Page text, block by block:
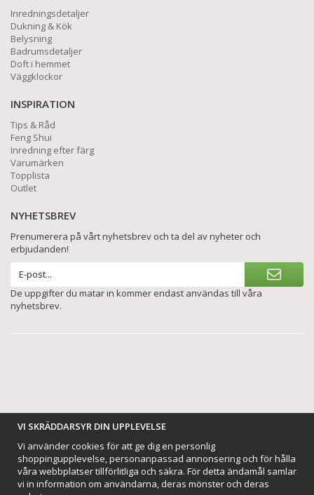
Inredningsdetaljer
Dukning & Kök
Belysning
Badrumsdetaljer
Doft i hemmet
Väggklockor
INSPIRATION
Tips & Råd
Feng Shui
Inredning efter färg
Varumärken
Topplista
Outlet
NYHETSBREV
Prenumerera på vårt nyhetsbrev och ta del av nyheter och
erbjudanden!
De uppgifter du matar in kommer endast användas till våra
nyhetsbrev.
BETALNINGSALTERNATIV
VI SKICKAR MED
VI SKRÄDDARSYR DIN UPPLEVELSE
Vi använder cookies för att ge dig en personlig
shoppingupplevelse, personanpassad annonsering och för hålla
våra webbplatser tillförlitliga och säkra. För detta ändamål samlar
vi in information om användarna, deras mönster och deras